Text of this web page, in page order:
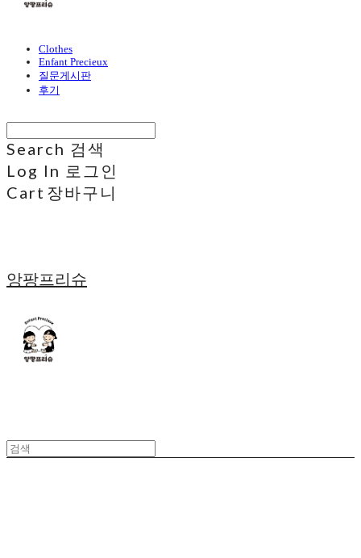
Clothes
Enfant Precieux
질문게시판
후기
Search 검색
Log In 로그인
Cart 장바구니
앙팡프리슈